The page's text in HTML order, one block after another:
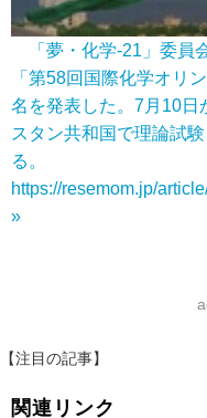
「夢・化学-21」委員
「第58回国際化学オリ
名を発表した。7月10日
スタン共和国で理論試
る。
https://resemom.jp/
»
【注目の記事】
関連リンク